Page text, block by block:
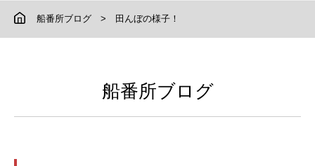
船番所ブログ 田んぼの様子！
船番所ブログ